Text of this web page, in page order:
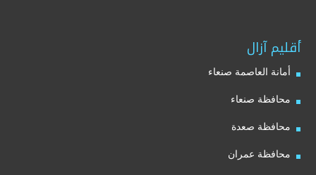
أقليم آزال
أمانة العاصمة صنعاء
محافظة صنعاء
محافظة صعدة
محافظة عمران